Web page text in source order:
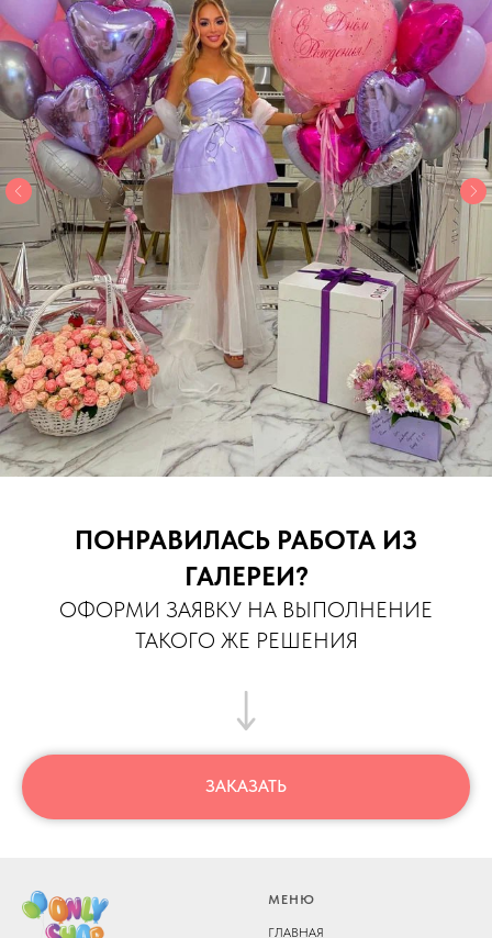
ПОНРАВИЛАСЬ РАБОТА ИЗ
ГАЛЕРЕИ?
ОФОРМИ ЗАЯВКУ НА ВЫПОЛНЕНИЕ
ТАКОГО ЖЕ РЕШЕНИЯ
ЗАКАЗАТЬ
МЕНЮ
ГЛАВНАЯ